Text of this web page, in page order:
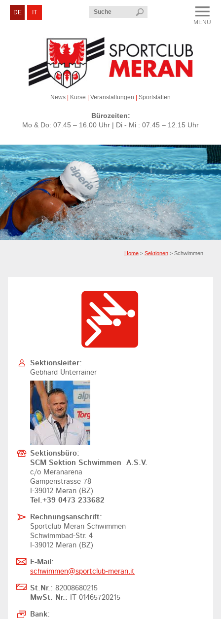
News | Kurse | Veranstaltungen | Sportstätten
Bürozeiten:
Mo & Do: 07.45 – 16.00 Uhr | Di - Mi : 07.45 – 12.15 Uhr
DE
IT
MENÜ
Menü CLOSE
Sportclub Meran
Kurse & Veranstaltungen
Sektionen
Service & Kontakt
Home > Sektionen > Schwimmen
Sektionsleiter:
Gebhard Unterrainer
Sektionsbüro:
SCM Sektion Schwimmen A.S.V.
c/o Meranarena
Gampenstrasse 78
I-39012 Meran (BZ)
Tel.+39 0473 233682
Rechnungsanschrift:
Sportclub Meran Schwimmen
Schwimmbad-Str. 4
I-39012 Meran (BZ)
E-Mail:
schwimmen@sportclub-meran.it
St.Nr.: 82008680215
MwSt. Nr.:
IT 01465720215
Bank: